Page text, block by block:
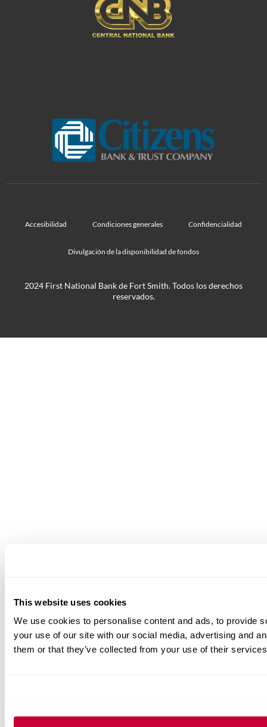
This website uses cookies
We use cookies to personalise content and ads, to provide
your use of our site with our social media, advertising and
them or that they’ve collected from your use of their
Accesibilidad Condiciones generales Confidencialidad
Divulgación de la disponibilidad de fondos
2024 First National Bank de Fort Smith. Todos los derechos
reservados.